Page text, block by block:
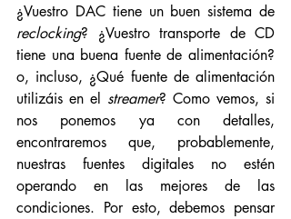
reclocking? ¿Vuestro transporte de CD
tiene una buena fuente de alimentación?
o, incluso, ¿Qué fuente de alimentación
utilizáis en el streamer? Como vemos, si
nos ponemos ya con detalles,
encontraremos que, probablemente,
nuestras fuentes digitales no estén
operando en las mejores de las
condiciones. Por esto, debemos pensar